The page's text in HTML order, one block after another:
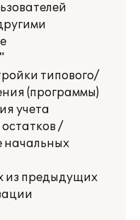
типового/
(программы)
учета
/
начальных
из предыдущих